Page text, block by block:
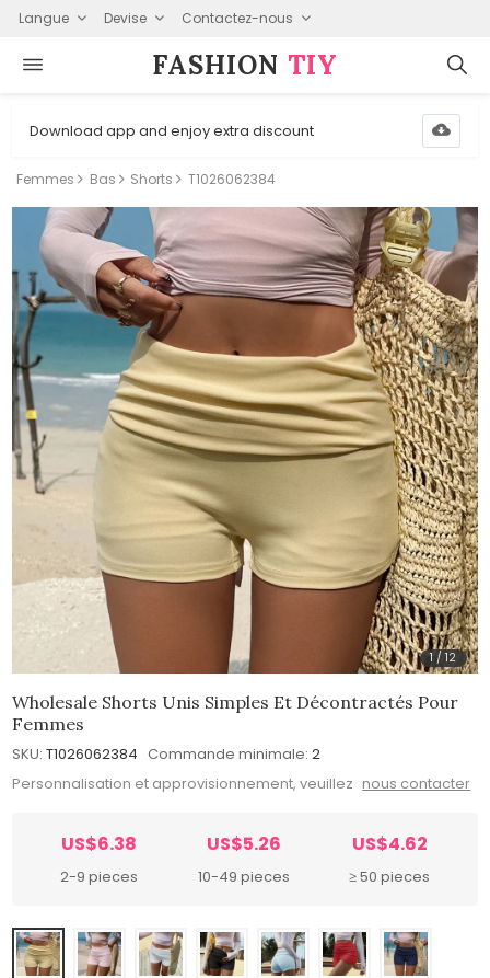
Langue Devise Contactez-nous
FASHION⁠ TIY
Download app and enjoy extra discount
Femmes Bas Shorts T1026062384
1 /12
Wholesale Shorts Unis Simples Et Décontractés Pour
Femmes
SKU: T1026062384 Commande minimale: 2
Personnalisation et approvisionnement, veuillez nous contacter
US$6.38
2-9 pieces
US$5.26
10-49 pieces
US$4.62
≥ 50 pieces